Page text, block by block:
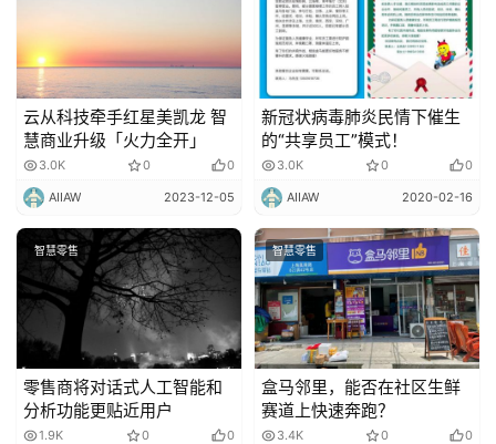
云从科技牵手红星美凯龙 智
慧商业升级「火力全开」
3.0K 0 0
AIIAW 2023-12-05
新冠状病毒肺炎民情下催生
的“共享员工”模式！
3.0K 0 0
AIIAW 2020-02-16
智慧零售
零售商将对话式人工智能和
分析功能更贴近用户
1.9K 0 0
智慧零售
盒马邻里，能否在社区生鲜
赛道上快速奔跑？
3.4K 0 0